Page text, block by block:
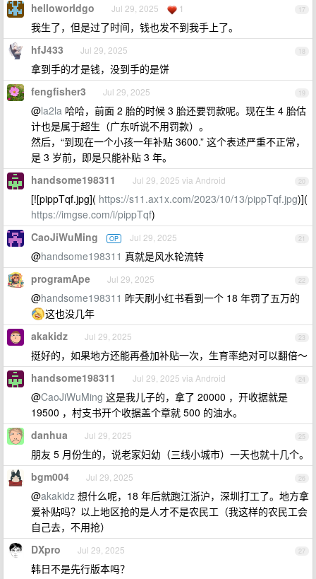
17
helloworldgo Jul 29, 2025 1
我生了，但是过了时间，钱也发不到我手上了。
18
hfJ433 Jul 29, 2025
拿到手的才是钱，没到手的是饼
19
fengfisher3 Jul 29, 2025
@la2la 哈哈，前面 2 胎的时候 3 胎还要罚款呢。现在生 4 胎估
计也是属于超生（广东听说不用罚款）。
然后，“到现在一个小孩一年补贴 3600.” 这个表述严重不正常，
是 3 岁前，即是只能补贴 3 年。
20
handsome198311 Jul 29, 2025 via Android
[![pippTqf.jpg]( https://s11.ax1x.com/2023/10/13/pippTqf.jpg)](
https://imgse.com/i/pippTqf)
21
CaoJiWuMing OP Jul 29, 2025
@handsome198311 真就是风水轮流转
22
programApe Jul 29, 2025
@handsome198311 昨天刷小红书看到一个 18 年罚了五万的
这也没几年
23
akakidz Jul 29, 2025
挺好的，如果地方还能再叠加补贴一次，生育率绝对可以翻倍～
24
handsome198311 Jul 29, 2025 via Android
@CaoJiWuMing 这是我儿子的，拿了 20000 ，开收据就是
19500 ，村支书开个收据盖个章就 500 的油水。
25
danhua Jul 29, 2025
朋友 5 月份生的，说老家妇幼（三线小城市）一天也就十几个。
26
bgm004 Jul 29, 2025
@akakidz 想什么呢，18 年后就跑江浙沪，深圳打工了。地方拿
爱补贴吗？以上地区抢的是人才不是农民工（我这样的农民工会
自己去，不用抢）
27
DXpro Jul 29, 2025
韩日不是先行版本吗？